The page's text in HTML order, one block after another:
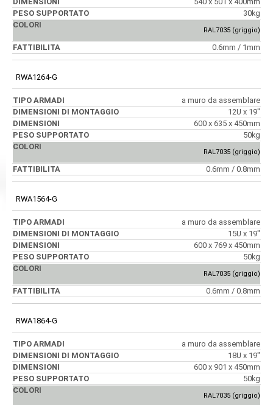
30kg
RAL7035 (griggio)
0.6mm / 1mm
RWA1264-G
a muro da assemblare
12U x 19"
600 x 635 x 450mm
50kg
RAL7035 (griggio)
0.6mm / 0.8mm
RWA1564-G
a muro da assemblare
15U x 19"
600 x 769 x 450mm
50kg
RAL7035 (griggio)
0.6mm / 0.8mm
RWA1864-G
a muro da assemblare
18U x 19"
600 x 901 x 450mm
50kg
RAL7035 (griggio)